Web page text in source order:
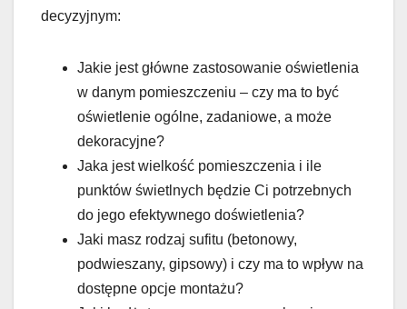
decyzyjnym:
Jakie jest główne zastosowanie oświetlenia
w danym pomieszczeniu – czy ma to być
oświetlenie ogólne, zadaniowe, a może
dekoracyjne?
Jaka jest wielkość pomieszczenia i ile
punktów świetlnych będzie Ci potrzebnych
do jego efektywnego doświetlenia?
Jaki masz rodzaj sufitu (betonowy,
podwieszany, gipsowy) i czy ma to wpływ na
dostępne opcje montażu?